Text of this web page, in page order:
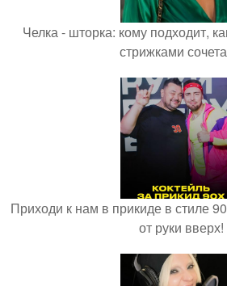
Челка - шторка: кому подходит,
стрижками
Приходи к нам в прикиде в стиле
от руки вверх!